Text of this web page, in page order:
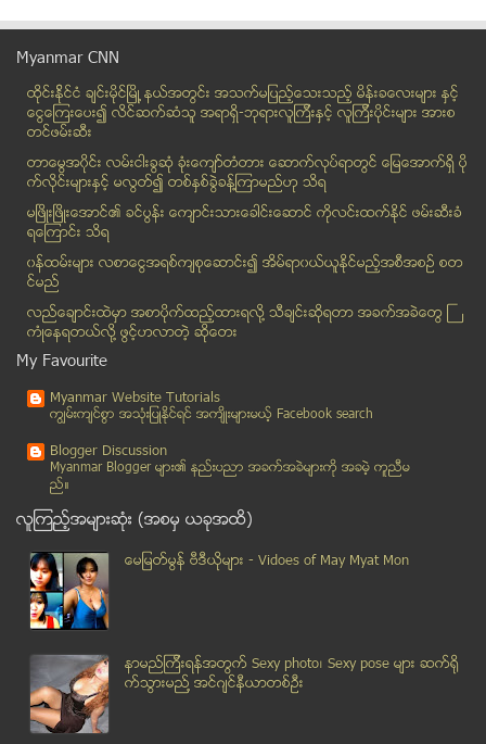
PlanetEvening(11-Dec-2013)
မ်က္ႏွာမွာ အလံပံုစံငယ္ ေဆးျခယ္အားေပးမႈ ေခတ္စားလာ
New light of Myanmar သတင္းစာ 11.12.2013
ေၾကးမုံ သတင္းစာ 11.12.2013
ျမန္မာ့အလင္း သတင္းစာ 11.12.2013
တျခားႏုိင္ငံမ်ားတြင္ မလုပ္သင့္ေသာ ရိုင္းရာက်သည့္ အ...
ငါး ဦးလွ်င္ ေလးဦး က လက္မထပ္ ခင္ လိင္ ကိစၥ အေတြ ့...
ေမာင္ေတာနယ္စပ္ ညမထြက္ရအမိန္႔ (၁၀) ႀကိမ္ေျမာက္ ဆက္လ...
B.Tech သင္တန္း ရပ္နားရန္ ပညာေရးလုပ္ငန္း အဖြဲ႕ ေဆြး...
လူ႕ဂုဏ္သိကၡာ ခ်ဳိးႏွိမ္ရန္ သံေျခခ်င္းမ်ားကို အသံုး...
ၿမိတ္ၿမိဳ႕တြင္ မူးယစ္ေဆး၀ါးမ်ား ဖမ္းဆီးရမိ
ယမ္းေငြ႕ေ၀ဆဲ မန္စီနယ္
သမုိင္းထဲကရန္ကုန္တကၠသုိလ္ ျပန္လည္ႏုိးထခ်ိန္
အာ​ဏာ​႐ွင္​စ​နစ္​ေၾကာင့္ ​ျမန္​မာ့​က်န္း​မာ​ေရး ​အ...
တုိင္းေဒသႀကီးႏွင့္ ျပည္နယ္လႊတ္ေတာ္မ်ား တာ၀န္မေက်ေသးပါ
ဒီဇင္ဘာ (၁၄) ရက္ေန႔ထုတ္ Net Guid Journal Vol. 3, N...
ေက်ာင္းသားေလးေယာက္ ေပ်ာက္လို႔ရွာ တရားခံက ဆီးဂိမ္းျဖစ္
စကၤာပူ ဆူပူအၾကမ္းဖက္မူ အိႏၵိယ အလုပ္သမား ၂၄ ဦး တရာ...
လည္ပင္းေၾကးကြင္းဝတ္ ကယန္းတိုင္းရင္းသားမ်ား ေနရပ္တြ...
Myanmar CNN
ထိုင္းနို္င္ငံ ခ်င္းမိုင္ျမိဳ ့နယ္အတြင္း အသက္မျပည့္ေသးသည့္ မိန္းခေလးမ်ား နွင့္
ေငြေၾကးေပး၍ လိင္ဆက္ဆံသူ အရာရွိ-ဘုရားလူၾကီးနွင့္ လူၾကီးပိုင္းမ်ား အားစ
တင္ဖမ္းဆီး
တာေမြအ၀ိုင္း လမ္းငါးခြဆံု ခံုးေက်ာ္တံတား ေဆာက္လုပ္ရာတြင္ ေျမေအာက္ရွိ ပို
က္လိုင္းမ်ားႏွင့္ မလြတ္၍ တစ္ႏွစ္ခြဲခန္႔ၾကာမည္ဟု သိရ
မၿဖိဳးၿဖိဳးေအာင္၏ ခင္ပြန္း ေက်ာင္းသားေခါင္းေဆာင္ ကိုလင္းထက္ႏိုင္ ဖမ္းဆီးခံ
ရေၾကာင္း သိရ
၀န္ထမ္းမ်ား လစာေငြအရစ္က်စုေဆာင္း၍ အိမ္ရာ၀ယ္ယူႏုိင္မည့္အစီအစဥ္ စတ
င္မည္
လည္ေခ်ာင္းထဲမွာ အစာပိုက္ထည့္ထားရလုိ႔ သီခ်င္းဆုိရတာ အခက္အခဲေတြ ႀ
ကံဳေနရတယ္လို႔ ဖြင့္ဟလာတဲ့ ဆုိေတး
My Favourite
Myanmar Website Tutorials
ကၽြမ္းက်င္စြာ အသုံးျပဳႏုိင္ရင္ အက်ိဳးမ်ားမယ့္ Facebook search
Blogger Discussion
Myanmar Blogger မ်ား၏ နည္းပညာ အခက္အခဲမ်ားကုိ အခမဲ့ ကူညီမ
ည္။
လူၾကည့္အမ်ားဆုံး (အစမွ ယခုအထိ)
ေမျမတ္မြန္ ဗီဒီယုိမ်ား - Vidoes of May Myat Mon
နာမည္ၾကီးရန္အတြက္ Sexy photo၊ Sexy pose မ်ား ဆက္ရို
က္သြားမည္႔ အင္ဂ်င္နီယာတစ္ဦး